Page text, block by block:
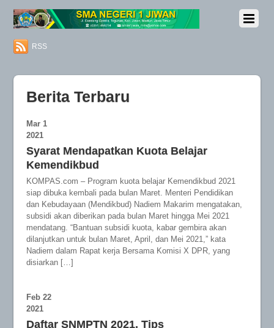
RSS
Berita Terbaru
Mar 1
2021
Syarat Mendapatkan Kuota Belajar
Kemendikbud
KOMPAS.com – Program kuota belajar Kemendikbud 2021
siap dibuka kembali pada bulan Maret. Menteri Pendidikan
dan Kebudayaan (Mendikbud) Nadiem Makarim mengatakan,
subsidi akan diberikan pada bulan Maret hingga Mei 2021
mendatang. “Bantuan subsidi kuota, kabar gembira akan
dilanjutkan untuk bulan Maret, April, dan Mei 2021,” kata
Nadiem dalam Rapat kerja Bersama Komisi X DPR, yang
disiarkan […]
Feb 22
2021
Daftar SNMPTN 2021, Tips